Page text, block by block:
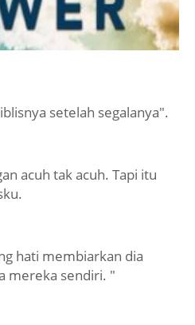
setelah segalanya".
acuh tak acuh. Tapi itu
hati membiarkan dia
mereka sendiri. "